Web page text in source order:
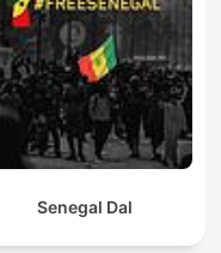
Senegal Dal